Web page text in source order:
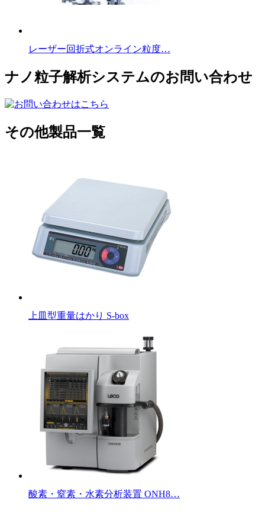
レーザー回折式オンライン粒度…
ナノ粒子解析システムのお問い合わせ
その他製品一覧
上皿型重量はかり S-box
酸素・窒素・水素分析装置 ONH8…